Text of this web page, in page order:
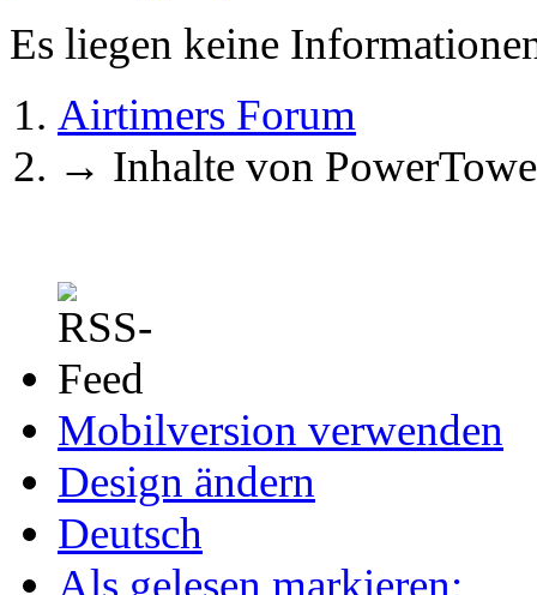
Es liegen keine
Airtimers Forum
→ Inhalte von
Mobilversion verwenden
Design ändern
Deutsch
Als gelesen markieren: